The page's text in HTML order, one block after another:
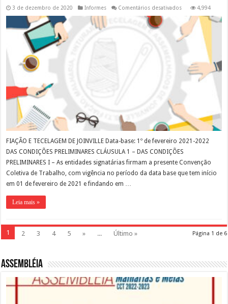
3 de dezembro de 2020 Informes Comentários desativadosem
Pauta
de
Reivindicações
Para
Convenção
Coletivo
4,994
FIAÇÃO E TECELAGEM DE JOINVILLE Data-base: 1º de fevereiro 2021-2022
DAS CONDIÇÕES PRELIMINARES CLÁUSULA 1 – DAS CONDIÇÕES
PRELIMINARES I – As entidades signatárias firmam a presente Convenção
Coletiva de Trabalho, com vigência no período da data base que tem início
em 01 de fevereiro de 2021 e findando em …
Leia mais »
Página 1 de 6
1 2 3 4 5 » ... Último »
Assembléia